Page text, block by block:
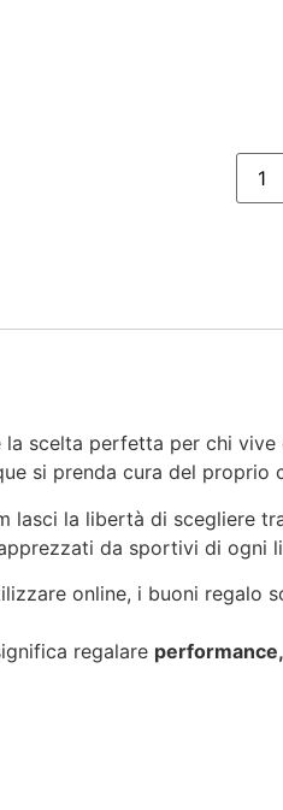
la scelta perfetta per chi vive
si prenda cura del proprio
lasci la libertà di scegliere
da sportivi di ogni
online, i buoni regalo
regalare